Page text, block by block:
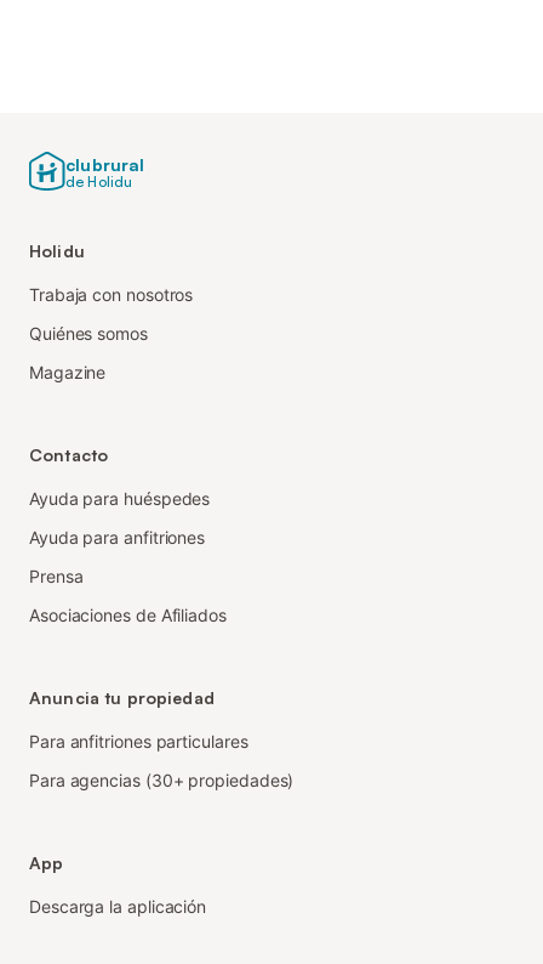
clubrural
de Holidu
Holidu
Trabaja con nosotros
Quiénes somos
Magazine
Contacto
Ayuda para huéspedes
Ayuda para anfitriones
Prensa
Asociaciones de Afiliados
Anuncia tu propiedad
Para anfitriones particulares
Para agencias (30+ propiedades)
App
Descarga la aplicación